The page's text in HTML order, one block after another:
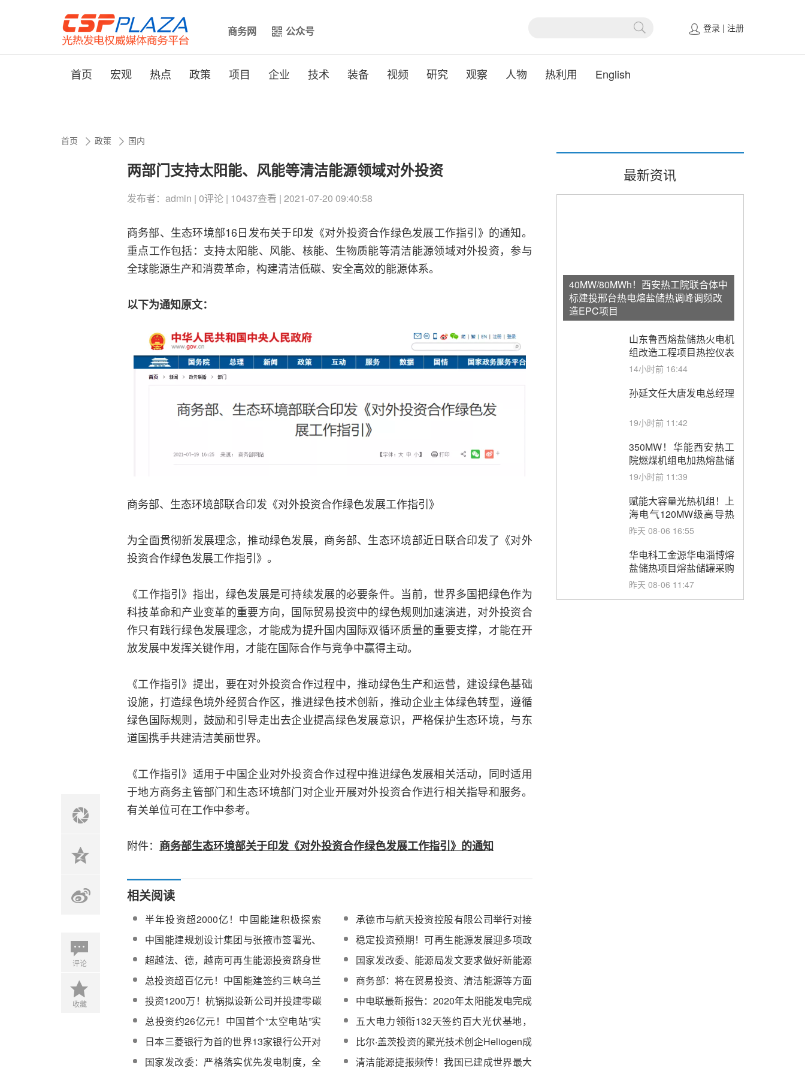
商务网 公众号 登录 | 注册
首页 宏观 热点 政策 项目 企业 技术 装备 视频 研究 观察 人物 热利用 English
首页 政策 国内
两部门支持太阳能、风能等清洁能源领域对外投资
发布者：admin | 0评论 | 10437查看 | 2021-07-20 09:40:58
商务部、生态环境部16日发布关于印发《对外投资合作绿色发展工作指引》的通知。
重点工作包括：支持太阳能、风能、核能、生物质能等清洁能源领域对外投资，参与
全球能源生产和消费革命，构建清洁低碳、安全高效的能源体系。
以下为通知原文：
商务部、生态环境部联合印发《对外投资合作绿色发展工作指引》
为全面贯彻新发展理念，推动绿色发展，商务部、生态环境部近日联合印发了《对外
投资合作绿色发展工作指引》。
《工作指引》指出，绿色发展是可持续发展的必要条件。当前，世界多国把绿色作为
科技革命和产业变革的重要方向，国际贸易投资中的绿色规则加速演进，对外投资合
作只有践行绿色发展理念，才能成为提升国内国际双循环质量的重要支撑，才能在开
放发展中发挥关键作用，才能在国际合作与竞争中赢得主动。
《工作指引》提出，要在对外投资合作过程中，推动绿色生产和运营，建设绿色基础
设施，打造绿色境外经贸合作区，推进绿色技术创新，推动企业主体绿色转型，遵循
绿色国际规则，鼓励和引导走出去企业提高绿色发展意识，严格保护生态环境，与东
道国携手共建清洁美丽世界。
《工作指引》适用于中国企业对外投资合作过程中推进绿色发展相关活动，同时适用
于地方商务主管部门和生态环境部门对企业开展对外投资合作进行相关指导和服务。
有关单位可在工作中参考。
附件： 商务部生态环境部关于印发《对外投资合作绿色发展工作指引》的通知
评论
收藏
相关阅读
半年投资超2000亿！中国能建积极探索
“一体化”实施路径
承德市与航天投资控股有限公司举行对接
合作座谈会
中国能建规划设计集团与张掖市签署光、
储、氢综合应用示范项目投资协议
稳定投资预期！可再生能源发展迎多项政
策利好
超越法、德，越南可再生能源投资跻身世
界前八
国家发改委、能源局发文要求做好新能源
送出工程投资建设
总投资超百亿元！中国能建签约三峡乌兰
察布源网荷储一体化示范项目
商务部：将在贸易投资、清洁能源等方面
加强与阿拉伯国家合作
投资1200万！杭锅拟设新公司并投建零碳
智慧能源中心源网荷储一体化示范项目
中电联最新报告：2020年太阳能发电完成
投资625亿元，比上年增长62.2%
总投资约26亿元！中国首个“太空电站”实
验基地正式动工
五大电力领衔132天签约百大光伏基地，
规模超106GW，投资额近5700亿
日本三菱银行为首的世界13家银行公开对
印度太阳能市场进行投资
比尔·盖茨投资的聚光技术创企Heliogen成
功募资1.08亿美元
国家发改委：严格落实优先发电制度，全
清洁能源捷报频传！我国已建成世界最大
最新资讯
40MW/80MWh！西安热工院联合体中
标建投邢台热电熔盐储热调峰调频改
造EPC项目
山东鲁西熔盐储热火电机
组改造工程项目热控仪表
成套设备采购
14小时前 16:44
孙延文任大唐发电总经理
19小时前 11:42
350MW！华能西安热工
院燃煤机组电加热熔盐储
能提升机组灵活性改造项
务采购
19小时前 11:39
赋能大容量光热机组！上
海电气120MW级高导热
空冷发电机通过型式试验
昨天 08-06 16:55
华电科工金源华电淄博熔
盐储热项目熔盐储罐采购
昨天 08-06 11:47